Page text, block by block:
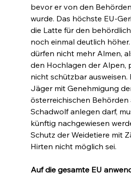
bevor er von den
wurde. Das höchste EU-
die Latte für den
noch einmal deutlich
dürfen nicht mehr Almen,
den Hochlagen der Alpen,
nicht schützbar ausweisen.
Jäger mit Genehmigung
österreichischen Behörden
Schadwolf anlegen darf,
künftig nachgewiesen
Schutz der Weidetiere mit
Hirten nicht möglich sei.
Auf die gesamte EU